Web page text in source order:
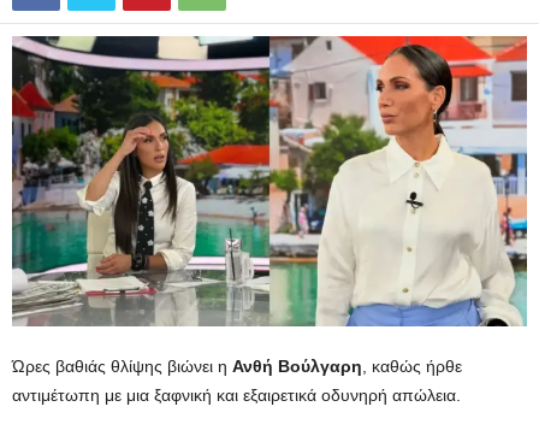
Ώρες βαθιάς θλίψης βιώνει η Ανθή Βούλγαρη , καθώς ήρθε
αντιμέτωπη με μια ξαφνική και εξαιρετικά οδυνηρή απώλεια.